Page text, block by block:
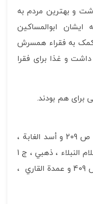
و بهترین مردم به
ابوالمساکین
به فقراء همسرش
و غذا برای فقرا
برای هم بودند.
. صحيح البخاري ، بخاري ، ج 4 ص 209 و أسد الغابة ،
ابن الأثير ، ج 1 ص 288 و سير أعلام النبلاء ، ذهبي ، ج 1
ص 217و العمدة ، ابن البطريق ، ص 409 و عمدة القاري ،